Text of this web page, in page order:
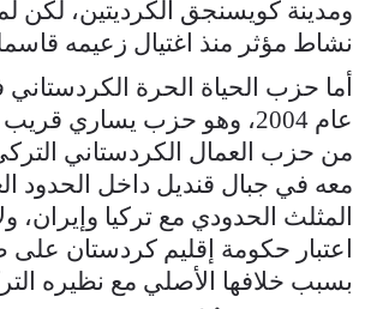
ومدينة كويسنجق الكرديتين، لكن
نشاط مؤثر منذ اغتيال زعيمه
أما حزب الحياة الحرة
عام 2004، وهو حزب يساري
من حزب العمال الكردستاني
معه في جبال قنديل داخل الحدود
المثلث الحدودي مع تركيا وإيران،
اعتبار حكومة إقليم كردستان على
بسبب خلافها الأصلي مع نظيره